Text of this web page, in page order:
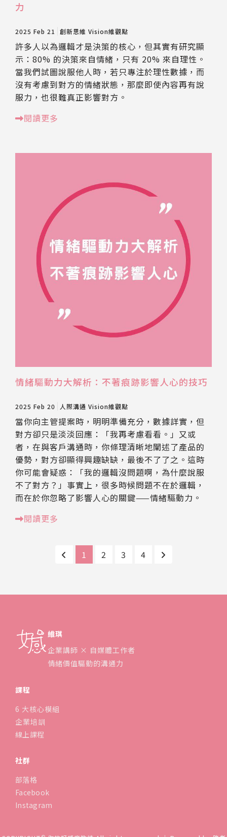
力
2025 Feb 21 創新思維 Vision維觀點
許多人以為邏輯才是決策的核心，但其實有研究顯
示：80% 的決策來自情緒，只有 20% 來自理性。
當我們試圖說服他人時，若只專注於理性數據，而
沒有考慮到對方的情緒狀態，那麼即使內容再有說
服力，也很難真正影響對方。
閱讀更多
情緒驅動力大解析：不著痕跡影響人心的技巧
2025 Feb 20 人際溝通 Vision維觀點
當你向主管提案時，明明準備充分，數據詳實，但
對方卻只是淡淡回應：「我再考慮看看。」又或
者，在與客戶溝通時，你條理清晰地闡述了產品的
優勢，對方卻顯得興趣缺缺，最後不了了之。這時
你可能會疑惑：「我的邏輯沒問題啊，為什麼說服
不了對方？」事實上，很多時候問題不在於邏輯，
而在於你忽略了影響人心的關鍵——情緒驅動力。
閱讀更多
1 2 3 4
維琪
企業講師 × 自媒體工作者
情緒價值驅動的溝通力
課程
6 大核心模組
企業培訓
線上課程
社群
部落格
Facebook
Instagram